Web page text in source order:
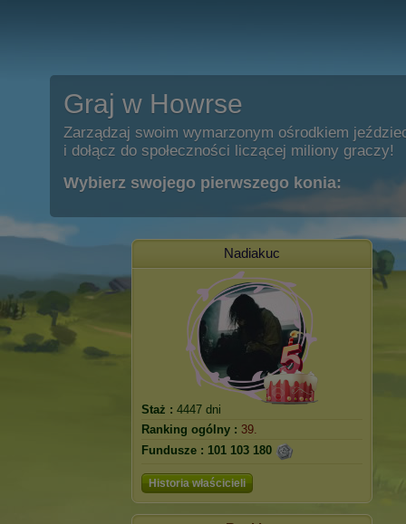
Graj w Howrse
Zarządzaj swoim wymarzonym ośrodkiem
i dołącz do społeczności liczącej miliony graczy!
Wybierz swojego pierwszego konia:
Nadiakuc
Staż : 4447 dni
Ranking ogólny : 39.
Fundusze : 101 103 180
Historia właścicieli